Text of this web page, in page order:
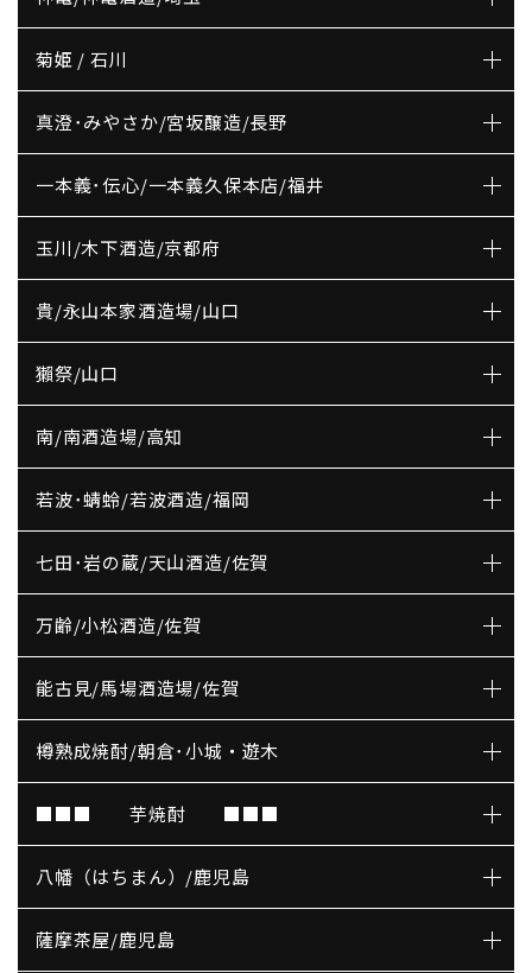
菊姫 / 石川
真澄･みやさか/宮坂醸造/長野
一本義･伝心/一本義久保本店/福井
玉川/木下酒造/京都府
貴/永山本家酒造場/山口
獺祭/山口
南/南酒造場/高知
若波･蜻蛉/若波酒造/福岡
七田･岩の蔵/天山酒造/佐賀
万齢/小松酒造/佐賀
能古見/馬場酒造場/佐賀
樽熟成焼酎/朝倉･小城・遊木
■■■ 芋焼酎 ■■■
八幡（はちまん）/鹿児島
薩摩茶屋/鹿児島